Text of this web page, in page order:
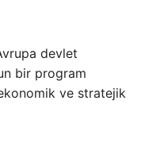
devlet
bir program
ve stratejik